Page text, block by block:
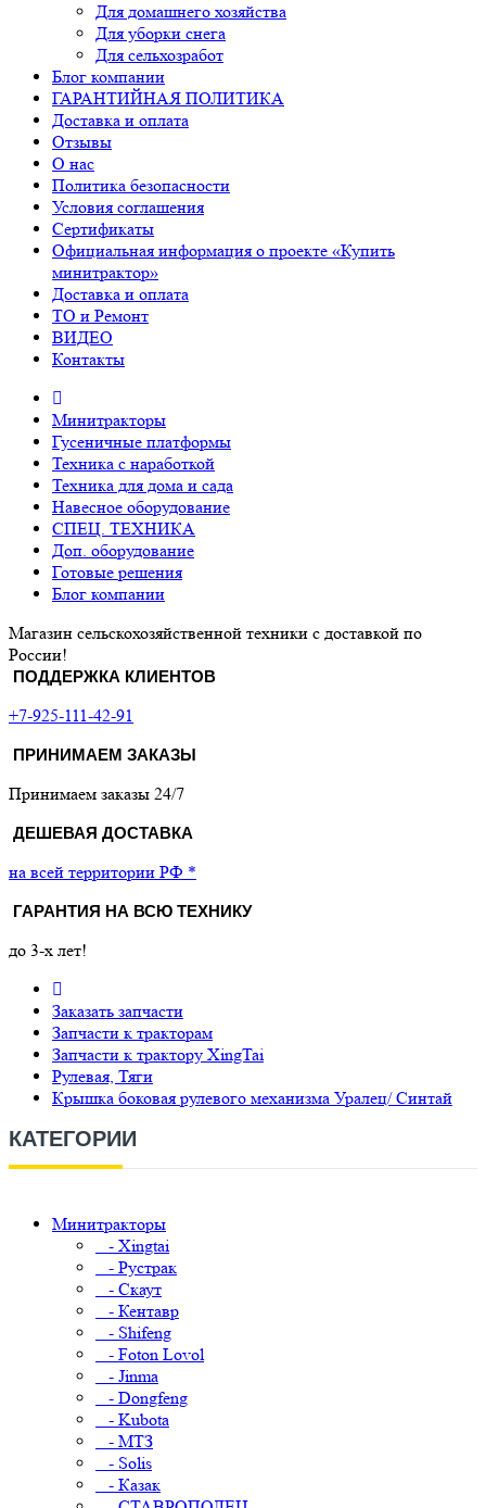
Для домашнего хозяйства
Для уборки снега
Для сельхозработ
Блог компании
ГАРАНТИЙНАЯ ПОЛИТИКА
Доставка и оплата
Отзывы
О нас
Политика безопасности
Условия соглашения
Сертификаты
Официальная информация о проекте «Купить
минитрактор»
Доставка и оплата
ТО и Ремонт
ВИДЕО
Контакты
Минитракторы
Гусеничные платформы
Техника с наработкой
Техника для дома и сада
Навесное оборудование
СПЕЦ. ТЕХНИКА
Доп. оборудование
Готовые решения
Блог компании
Магазин сельскохозяйственной техники с доставкой по
России!
ПОДДЕРЖКА КЛИЕНТОВ
+7-925-111-42-91
ПРИНИМАЕМ ЗАКАЗЫ
Принимаем заказы 24/7
ДЕШЕВАЯ ДОСТАВКА
на всей территории РФ *
ГАРАНТИЯ НА ВСЮ ТЕХНИКУ
до 3-х лет!
Заказать запчасти
Запчасти к тракторам
Запчасти к трактору XingTai
Рулевая, Тяги
Крышка боковая рулевого механизма Уралец/ Синтай
КАТЕГОРИИ
Минитракторы
- Xingtai
- Рустрак
- Скаут
- Кентавр
- Shifeng
- Foton Lovol
- Jinma
- Dongfeng
- Kubota
- МТЗ
- Solis
- Казак